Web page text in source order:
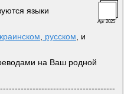
Apr 2025
языки
русском
на Ваш родной